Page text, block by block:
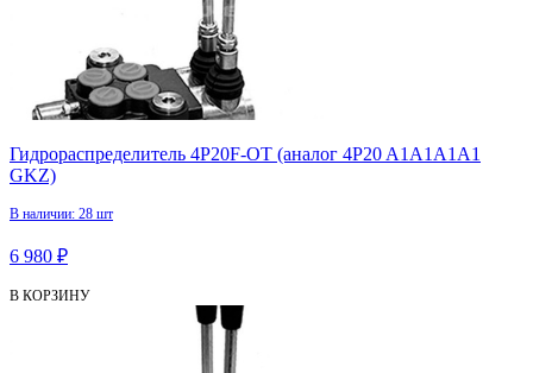
Гидрораспределитель 4P20F-OT (аналог 4P20 A1А1A1А1
GKZ)
В наличии: 28 шт
6 980 ₽
В КОРЗИНУ